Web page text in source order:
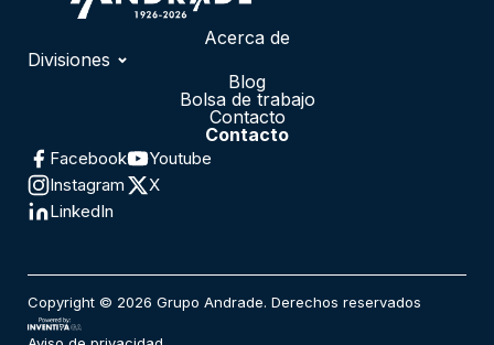
Acerca de
Divisiones
Servicios Financieros
Medios de Comunicación
Logística
Administración de Flota
Renta Diaria
Infraestructura
Fundación Grupo Andrade
Blog
Bolsa de trabajo
Contacto
Contacto
Facebook
Instagram
LinkedIn
Youtube
X
Copyright © 2026 Grupo Andrade. Derechos reservados